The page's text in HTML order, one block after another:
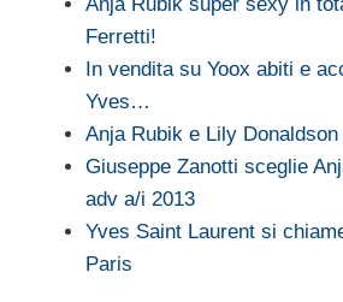
Ferretti!
In vendita su Yoox abiti e
Yves…
Anja Rubik e Lily
Giuseppe Zanotti sceglie
adv a/i 2013
Yves Saint Laurent si
Paris